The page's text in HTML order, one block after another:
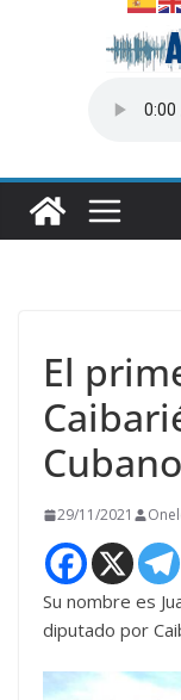
El
Cubano
29/11/2021
Su nombre es
diputado por